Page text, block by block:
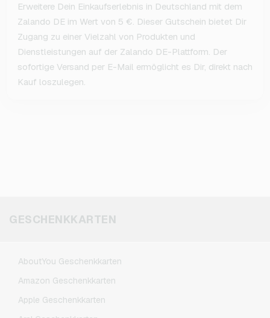
Erweitere Dein Einkaufserlebnis in Deutschland mit dem
Zalando DE im Wert von 5 €. Dieser Gutschein bietet Dir
Zugang zu einer Vielzahl von Produkten und
Dienstleistungen auf der Zalando DE-Plattform. Der
sofortige Versand per E-Mail ermöglicht es Dir, direkt nach
Kauf loszulegen.
GESCHENKKARTEN
AboutYou Geschenkkarten
Amazon Geschenkkarten
Apple Geschenkkarten